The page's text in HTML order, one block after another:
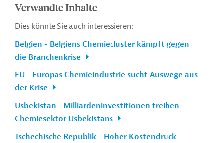
Verwandte Inhalte
Dies könnte Sie auch interessieren:
Belgien - Belgiens Chemiecluster kämpft gegen
die Branchenkrise
EU - Europas Chemieindustrie sucht Auswege aus
der Krise
Usbekistan - Milliardeninvestitionen treiben
Chemiesektor Usbekistans
Tschechische Republik - Hoher Kostendruck